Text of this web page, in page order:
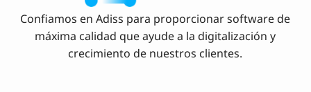
Confiamos en Adiss para proporcionar software de
máxima calidad que ayude a la digitalización y
crecimiento de nuestros clientes.